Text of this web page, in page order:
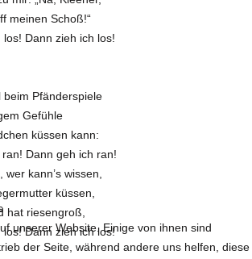
meinen Schoß!“
los! Dann zieh ich los!
beim Pfänderspiele
Gefühle
küssen kann:
Dann geh ich ran!
kann’s wissen,
küssen,
hat riesengroß,
los! Dann zieh ich los!
unserer Website. Einige von ihnen sind
der Seite, während andere uns helfen, diese